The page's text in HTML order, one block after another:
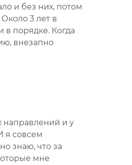
и без них, потом
3 лет в
в порядке. Когда
внезапно
направлений и у
я совсем
знаю, что за
мне